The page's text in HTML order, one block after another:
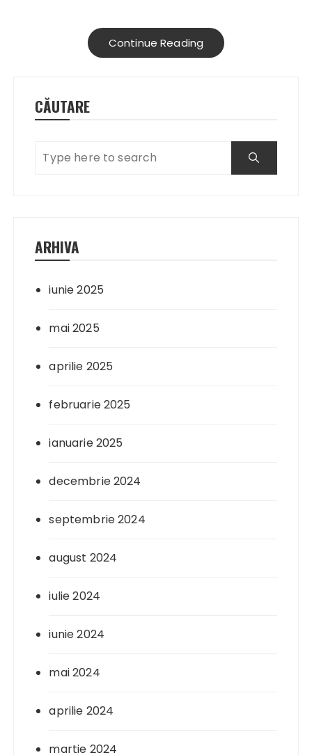
Continue Reading
CĂUTARE
ARHIVA
iunie 2025
mai 2025
aprilie 2025
februarie 2025
ianuarie 2025
decembrie 2024
septembrie 2024
august 2024
iulie 2024
iunie 2024
mai 2024
aprilie 2024
martie 2024